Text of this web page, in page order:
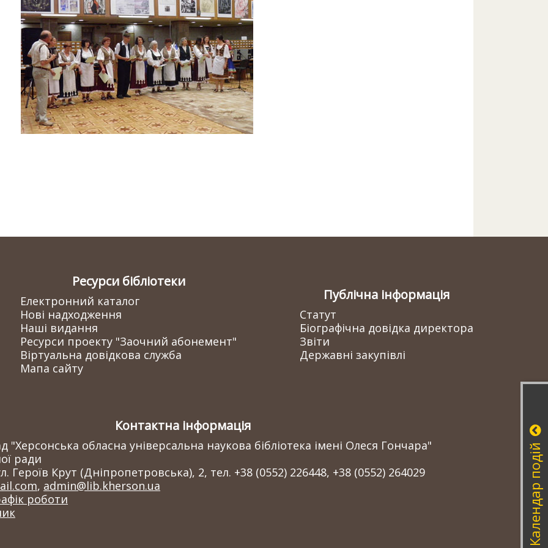
Ресурси бібліотеки
Електронний каталог
Нові надходження
Наші видання
Ресурси проекту "Заочний абонемент"
Віртуальна довідкова служба
Мапа сайту
Публічна інформація
Статут
Біографічна довідка директора
Звіти
Державні закупівлі
Контактна інформація
"Херсонська обласна універсальна наукова бібліотека імені Олеся Гончара"
ради
Героїв Крут (Дніпропетровська), 2, тел. +38 (0552) 226448, +38 (0552) 264029
, admin@lib.kherson.ua
роботи
Календар подій